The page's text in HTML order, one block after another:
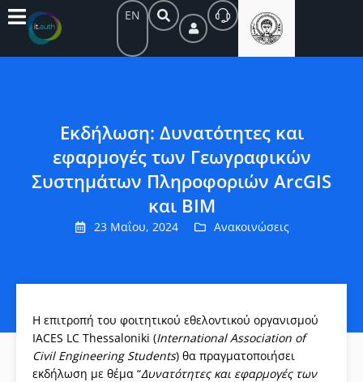
EN
Εκδήλωση: Δυνατότητες και
εφαρμογές των Γεωγραφικών
Συστημάτων Πληροφοριών ArcGIS
και BIΜ
23 Μαΐου, 2024 Ανακοινώσεις
Η επιτροπή του φοιτητικού εθελοντικού οργανισμού
IACES LC Thessaloniki (International Association of
Civil Engineering Students) θα πραγματοποιήσει
εκδήλωση με θέμα “Δυνατότητες και εφαρμογές των